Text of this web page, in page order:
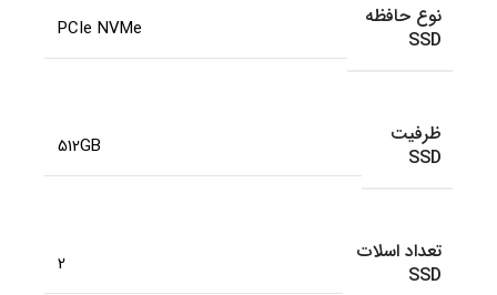
نوع حافظه
SSD
PCIe NVMe
ظرفیت
SSD
512GB
تعداد اسلات
SSD
2